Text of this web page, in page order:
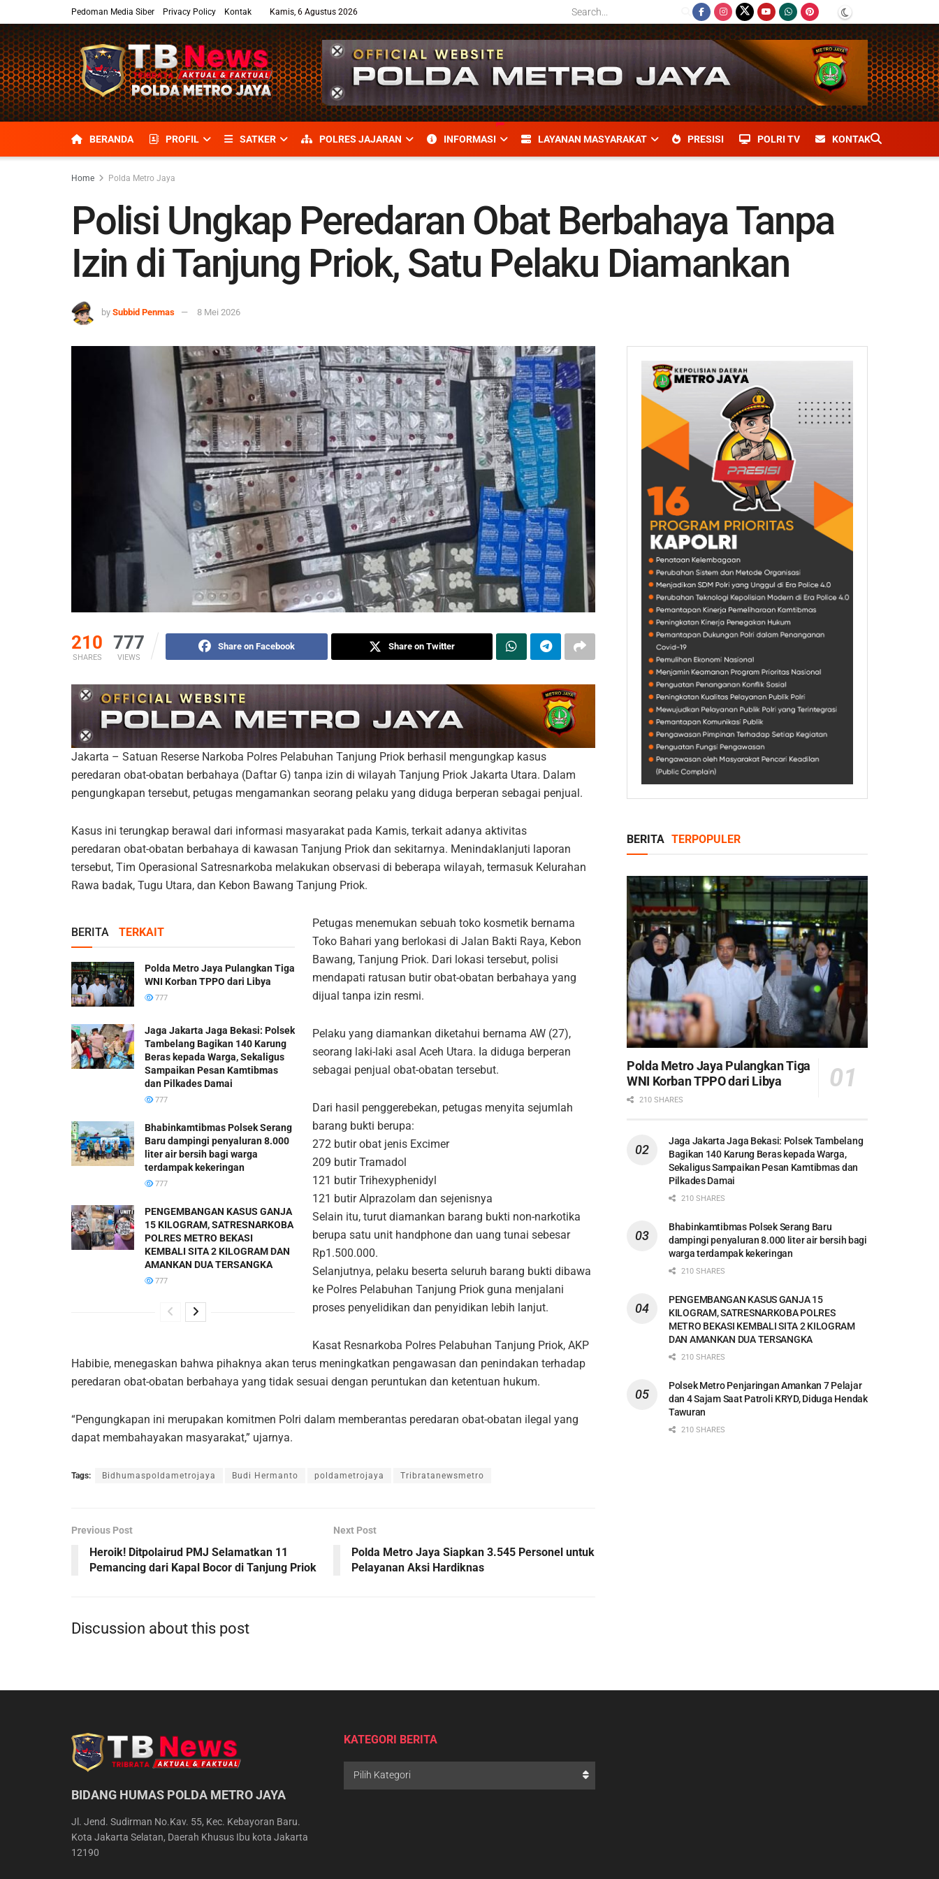
Pedoman Media Siber Privacy Policy Kontak Kamis, 6 Agustus 2026
BERANDA PROFIL SATKER POLRES JAJARAN INFORMASI LAYANAN MASYARAKAT PRESISI POLRI TV KONTAK
Home Polda Metro Jaya
Polisi Ungkap Peredaran Obat Berbahaya Tanpa
Izin di Tanjung Priok, Satu Pelaku Diamankan
by Subbid Penmas 8 Mei 2026
210
SHARES
777
VIEWS
Share on Facebook Share on Twitter
Jakarta – Satuan Reserse Narkoba Polres Pelabuhan Tanjung Priok berhasil mengungkap kasus
peredaran obat-obatan berbahaya (Daftar G) tanpa izin di wilayah Tanjung Priok Jakarta Utara. Dalam
pengungkapan tersebut, petugas mengamankan seorang pelaku yang diduga berperan sebagai penjual.
Kasus ini terungkap berawal dari informasi masyarakat pada Kamis, terkait adanya aktivitas
peredaran obat-obatan berbahaya di kawasan Tanjung Priok dan sekitarnya. Menindaklanjuti laporan
tersebut, Tim Operasional Satresnarkoba melakukan observasi di beberapa wilayah, termasuk Kelurahan
Rawa badak, Tugu Utara, dan Kebon Bawang Tanjung Priok.
BERITA TERKAIT
Polda Metro Jaya Pulangkan Tiga
WNI Korban TPPO dari Libya
777
Jaga Jakarta Jaga Bekasi: Polsek
Tambelang Bagikan 140 Karung
Beras kepada Warga, Sekaligus
Sampaikan Pesan Kamtibmas
dan Pilkades Damai
777
Bhabinkamtibmas Polsek Serang
Baru dampingi penyaluran 8.000
liter air bersih bagi warga
terdampak kekeringan
777
PENGEMBANGAN KASUS GANJA
15 KILOGRAM, SATRESNARKOBA
POLRES METRO BEKASI
KEMBALI SITA 2 KILOGRAM DAN
AMANKAN DUA TERSANGKA
777
Petugas menemukan sebuah toko kosmetik bernama
Toko Bahari yang berlokasi di Jalan Bakti Raya, Kebon
Bawang, Tanjung Priok. Dari lokasi tersebut, polisi
mendapati ratusan butir obat-obatan berbahaya yang
dijual tanpa izin resmi.
Pelaku yang diamankan diketahui bernama AW (27),
seorang laki-laki asal Aceh Utara. Ia diduga berperan
sebagai penjual obat-obatan tersebut.
Dari hasil penggerebekan, petugas menyita sejumlah
barang bukti berupa:
272 butir obat jenis Excimer
209 butir Tramadol
121 butir Trihexyphenidyl
121 butir Alprazolam dan sejenisnya
Selain itu, turut diamankan barang bukti non-narkotika
berupa satu unit handphone dan uang tunai sebesar
Rp1.500.000.
Selanjutnya, pelaku beserta seluruh barang bukti dibawa
ke Polres Pelabuhan Tanjung Priok guna menjalani
proses penyelidikan dan penyidikan lebih lanjut.
Kasat Resnarkoba Polres Pelabuhan Tanjung Priok, AKP
Habibie, menegaskan bahwa pihaknya akan terus meningkatkan pengawasan dan penindakan terhadap
peredaran obat-obatan berbahaya yang tidak sesuai dengan peruntukan dan ketentuan hukum.
“Pengungkapan ini merupakan komitmen Polri dalam memberantas peredaran obat-obatan ilegal yang
dapat membahayakan masyarakat,” ujarnya.
Tags: Bidhumaspoldametrojaya Budi Hermanto poldametrojaya Tribratanewsmetro
Previous Post
Heroik! Ditpolairud PMJ Selamatkan 11
Pemancing dari Kapal Bocor di Tanjung Priok
Next Post
Polda Metro Jaya Siapkan 3.545 Personel untuk
Pelayanan Aksi Hardiknas
Discussion about this post
BERITA TERPOPULER
Polda Metro Jaya Pulangkan Tiga
WNI Korban TPPO dari Libya
210 SHARES
Jaga Jakarta Jaga Bekasi: Polsek Tambelang
Bagikan 140 Karung Beras kepada Warga,
Sekaligus Sampaikan Pesan Kamtibmas dan
Pilkades Damai
210 SHARES
Bhabinkamtibmas Polsek Serang Baru
dampingi penyaluran 8.000 liter air bersih bagi
warga terdampak kekeringan
210 SHARES
PENGEMBANGAN KASUS GANJA 15
KILOGRAM, SATRESNARKOBA POLRES
METRO BEKASI KEMBALI SITA 2 KILOGRAM
DAN AMANKAN DUA TERSANGKA
210 SHARES
Polsek Metro Penjaringan Amankan 7 Pelajar
dan 4 Sajam Saat Patroli KRYD, Diduga Hendak
Tawuran
210 SHARES
BIDANG HUMAS POLDA METRO JAYA
Jl. Jend. Sudirman No.Kav. 55, Kec. Kebayoran Baru.
Kota Jakarta Selatan, Daerah Khusus Ibu kota Jakarta
12190
KATEGORI BERITA
Pilih Kategori